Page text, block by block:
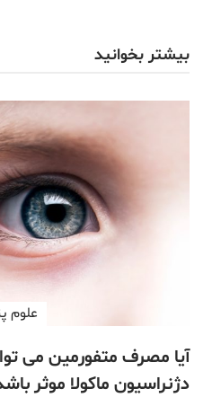
بیشتر بخوانید
علوم
آیا مصرف متفورمین می
دژنراسیون ماکولا موثر